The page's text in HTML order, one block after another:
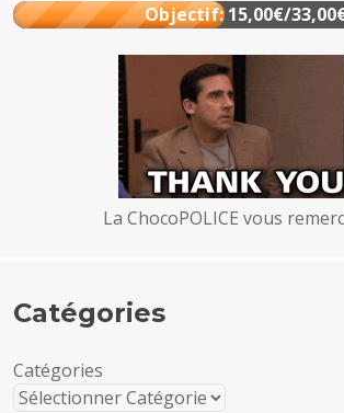
Objectif: 15,00€/
La ChocoPOLICE vous
Catégories
Catégories